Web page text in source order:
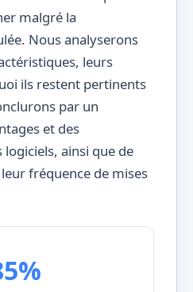
malgré la
Nous analyserons
leurs
ils restent pertinents
par un
et des
ainsi que de
fréquence de mises